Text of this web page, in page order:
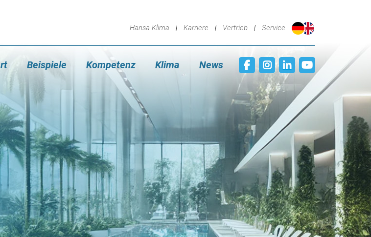
Hansa Klima Karriere Vertrieb Service
Beispiele Kompetenz Klima News